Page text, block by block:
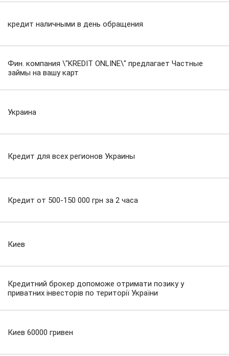
кредит наличными в день обращения
Фин. компания \"KREDIT ONLINE\" предлагает Частные
займы на вашу карт
Украина
Кредит для всех регионов Украины
Кредит от 500-150 000 грн за 2 часа
Киев
Кредитний брокер допоможе отримати позику у
приватних інвесторів по території України
Киев 60000 гривен